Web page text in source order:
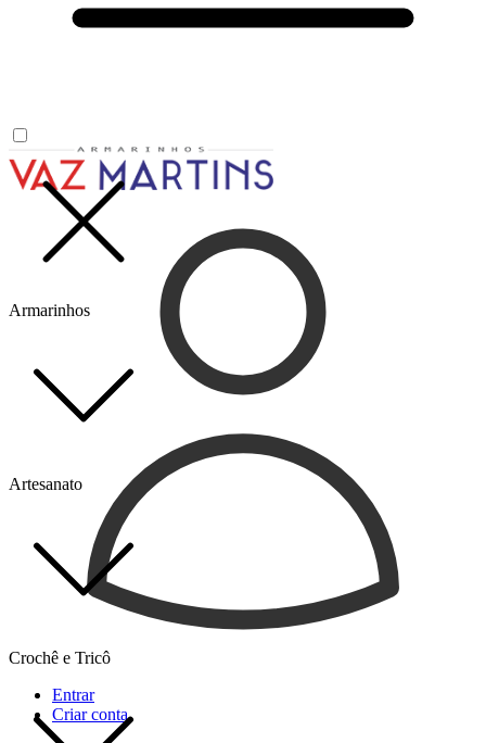
Armarinhos
Artesanato
Crochê e Tricô
Entrar
Criar conta